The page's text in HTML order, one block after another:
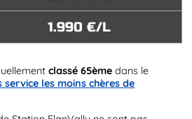
1.990 €/L
classé 65ème dans le
service les moins chères de